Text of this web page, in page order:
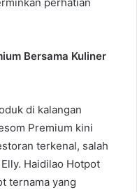
Bersama Kuliner
di kalangan
Premium kini
terkenal, salah
Haidilao Hotpot
ternama yang